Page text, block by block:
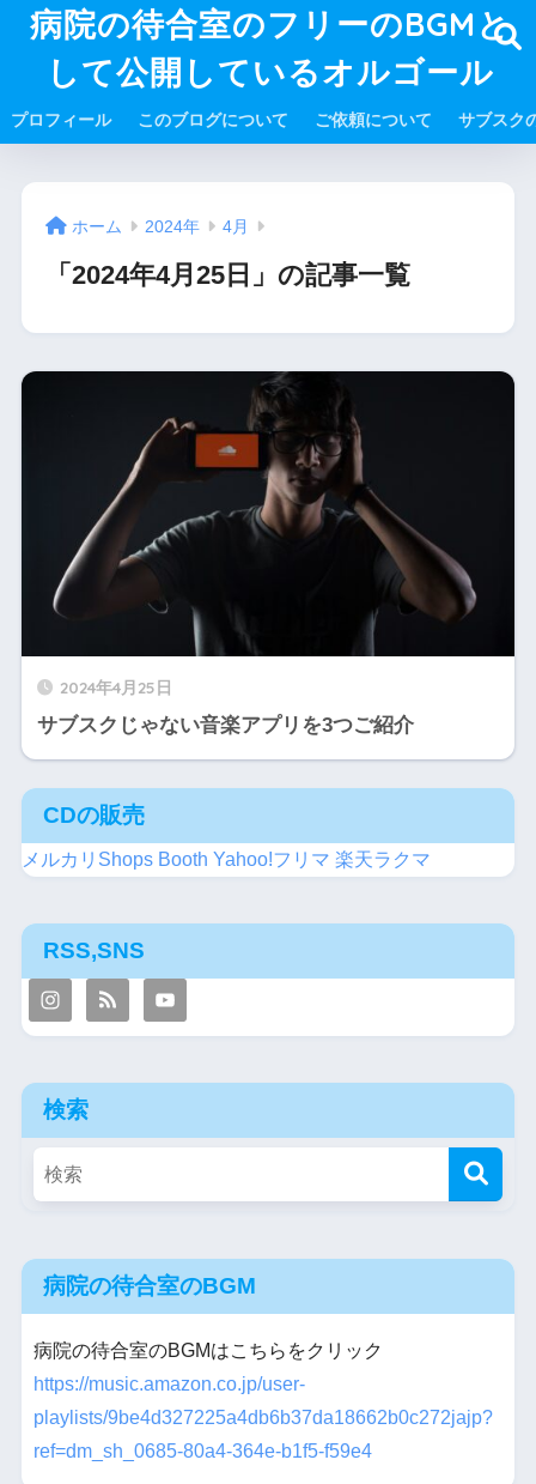
病院の待合室のフリーのBGMと
して公開しているオルゴール
プロフィール このブログについて ご依頼について サブスク
ホーム 2024年 4月
「2024年4月25日」の記事一覧
2024年4月25日
サブスクじゃない音楽アプリを3つご紹介
CDの販売
メルカリShops Booth Yahoo!フリマ 楽天ラクマ
RSS,SNS
検索
病院の待合室のBGM
病院の待合室のBGMはこちらをクリック
https://music.amazon.co.jp/user-
playlists/9be4d327225a4db6b37da18662b0c272jajp?
ref=dm_sh_0685-80a4-364e-b1f5-f59e4